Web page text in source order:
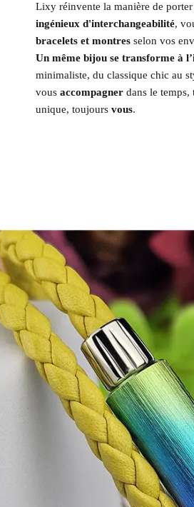
Lixy réinvente la manière de
ingénieux d'interchangeabilité,
bracelets et montres selon vos
Un même bijou se transforme à
minimaliste, du classique chic au
vousaccompagner dans le
unique, toujoursvous.